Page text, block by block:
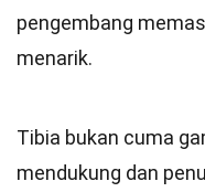
pengembang
menarik.
Tibia bukan cuma
mendukung dan